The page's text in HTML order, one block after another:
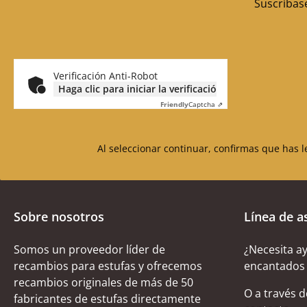
Verificación Anti-Robot
Haga clic para iniciar la verificación
FriendlyCaptcha ⇗
Al seleccionar continuar, confirmas que has
Sobre nosotros
Somos un proveedor líder de
recambios para estufas y ofrecemos
recambios originales de más de 50
fabricantes de estufas directamente
Línea de
¿Necesita
O a través